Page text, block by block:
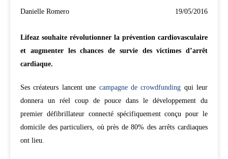
Danielle Romero 19/05/2016
Lifeaz souhaite révolutionner la prévention cardiovasculaire
et augmenter les chances de survie des victimes d’arrêt
cardiaque.
Ses créateurs lancent une campagne de crowdfunding qui leur
donnera un réel coup de pouce dans le développement du
premier défibrillateur connecté spécifiquement conçu pour le
domicile des particuliers, où près de 80% des arrêts cardiaques
ont lieu.